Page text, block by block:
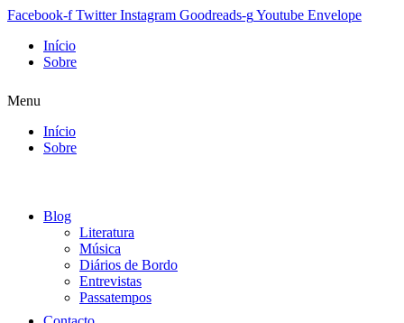
Facebook-f Twitter Instagram Goodreads-gYoutube Envelope
Início
Sobre
Menu
Início
Sobre
Blog
Literatura
Música
Diários de Bordo
Entrevistas
Passatempos